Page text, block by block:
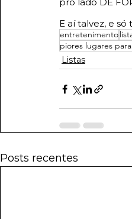
pro lado DE
E aí talvez, e só
entretenimento
piores lugares
Listas
Posts recentes